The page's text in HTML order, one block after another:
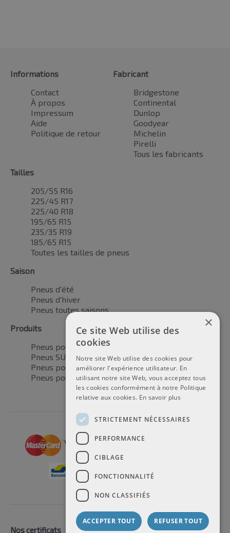
Informations
Contact
À propos
Impressum
Aide
Politique de retour
Fabricant
Bridgestone
Continental
Dunlop
Goodyear
Michelin
Pirelli
Tous les fabricants
Tailles
205/55 R16
225/45 R17
225/40 R18
195/65 R15
235/35 R19
185/65 R15
Toutes les tailles de pneus
Saison
Pneus d'été
Pneus d'hiver
Pneus toutes saisons
Produits
Pneus pour voitures
Pneus SUV / 4x4
Pneus pour camionnettes
Pneus pour motos
Nos certificats
×
Ce site Web utilise des
cookies
Notre site Web utilise des cookies pour
améliorer l'expérience utilisateur. En
utilisant notre site Web, vous acceptez tous
les cookies conformément à notre Politique
relative aux cookies. En savoir plus
STRICTEMENT NÉCESSAIRES
PERFORMANCE
CIBLAGE
FONCTIONNALITÉ
NON CLASSIFIÉS
ACCEPTER TOUT REFUSER TOUT